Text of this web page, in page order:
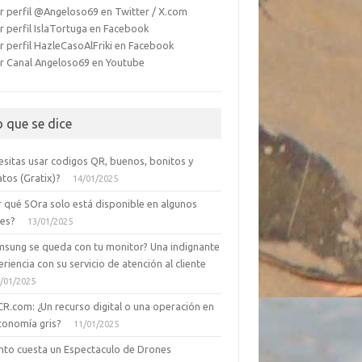
perfil @Angeloso69 en Twitter / X.com
perfil IslaTortuga en Facebook
perfil HazleCasoAlFriki en Facebook
Canal Angeloso69 en Youtube
que se dice
usar codigos QR, buenos, bonitos y
(Gratix)?
14/01/2025
qué SOra solo está disponible en algunos
13/01/2025
se queda con tu monitor? Una indignante
con su servicio de atención al cliente
01/2025
¿Un recurso digital o una operación en
gris?
11/01/2025
cuesta un Espectaculo de Drones